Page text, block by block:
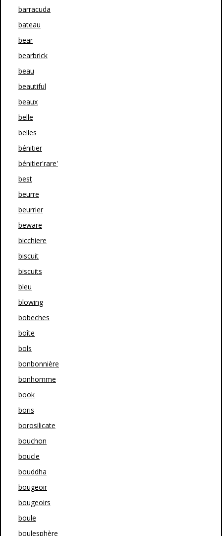
barracuda
bateau
bear
bearbrick
beau
beautiful
beaux
belle
belles
bénitier
bénitier'rare'
best
beurre
beurrier
beware
bicchiere
biscuit
biscuits
bleu
blowing
bobeches
boîte
bols
bonbonnière
bonhomme
book
boris
borosilicate
bouchon
boucle
bouddha
bougeoir
bougeoirs
boule
boulesphère